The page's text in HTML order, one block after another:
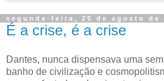
segunda-feira, 25 de agosto de
É a crise, é a crise
Dantes, nunca dispensava uma
banho de civilização e